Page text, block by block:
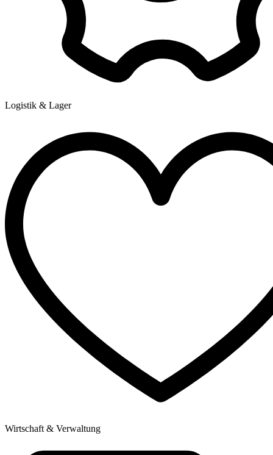
Logistik & Lager
Wirtschaft & Verwaltung